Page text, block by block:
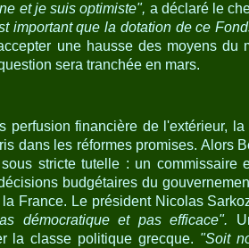
et je suis optimiste", a déclaré le
important que la dotation de ce
une hausse des moyens du
sera tranchée en mars.
perfusion financière de l'extérieur,
dans les réformes promises. Alors
stricte tutelle : un commissaire
budgétaires du
France. Le président Nicolas
démocratique et pas efficace".
la classe politique grecque. "Soit